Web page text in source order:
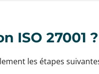
ISO 27001 ?
les étapes